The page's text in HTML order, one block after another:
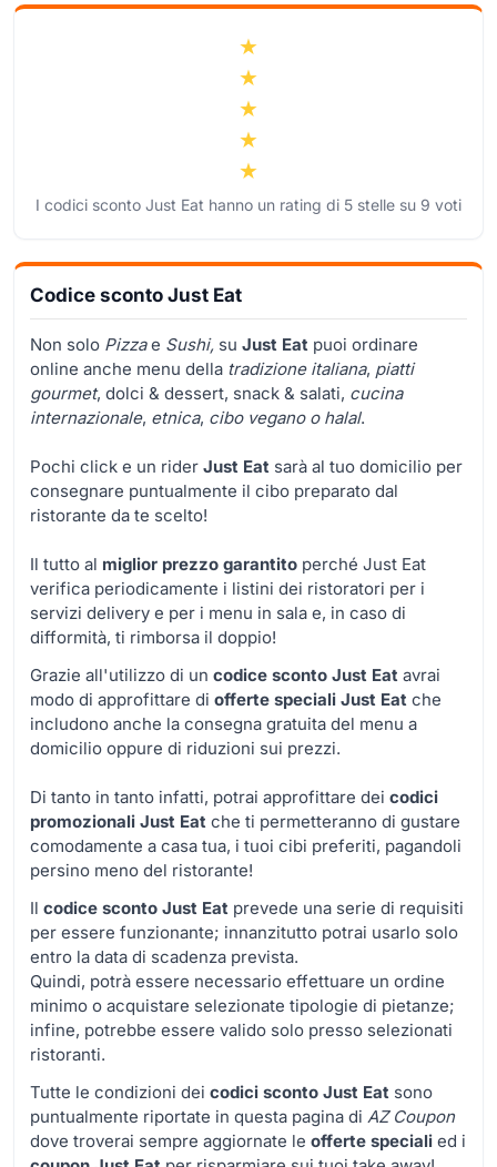
I codici sconto Just Eat hanno un rating di 5 stelle su 9 voti
Codice sconto Just Eat
Non solo Pizzae Sushi, su Just Eat puoi ordinare
online anche menu della tradizione italiana, piatti
gourmet, dolci & dessert, snack & salati, cucina
internazionale, etnica, cibo vegano o halal.
Pochi click e un rider Just Eat sarà al tuo domicilio per
consegnare puntualmente il cibo preparato dal
ristorante da te scelto!
Il tutto al miglior prezzo garantito perché Just Eat
verifica periodicamente i listini dei ristoratori per i
servizi delivery e per i menu in sala e, in caso di
difformità, ti rimborsa il doppio!
Grazie all'utilizzo di un codice sconto Just Eat avrai
modo di approfittare di offerte speciali Just Eat che
includono anche la consegna gratuita del menu a
domicilio oppure di riduzioni sui prezzi.
Di tanto in tanto infatti, potrai approfittare dei codici
promozionali Just Eat che ti permetteranno di gustare
comodamente a casa tua, i tuoi cibi preferiti, pagandoli
persino meno del ristorante!
Il codice sconto Just Eat prevede una serie di requisiti
per essere funzionante; innanzitutto potrai usarlo solo
entro la data di scadenza prevista.
Quindi, potrà essere necessario effettuare un ordine
minimo o acquistare selezionate tipologie di pietanze;
infine, potrebbe essere valido solo presso selezionati
ristoranti.
Tutte le condizioni dei codici sconto Just Eat sono
puntualmente riportate in questa pagina di AZ Coupon
dove troverai sempre aggiornate le offerte speciali ed i